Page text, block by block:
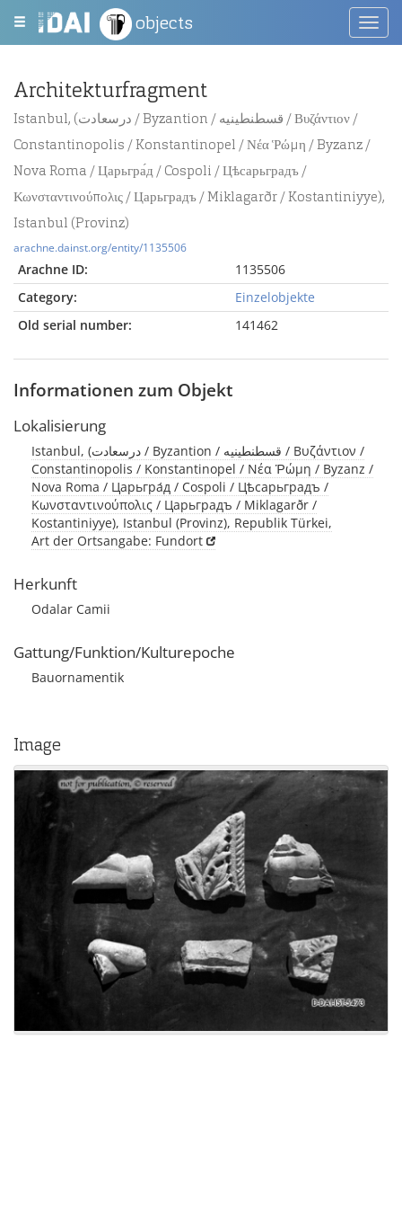
objects
Architekturfragment
Istanbul, (درسعادت / Byzantion / قسطنطينيه / Βυζάντιον /
Constantinopolis / Konstantinopel / Νέα Ῥώμη / Byzanz /
Nova Roma / Царьгра́д / Cospoli / Цѣсарьградъ /
Κωνσταντινούπολις / Царьградъ / Miklagarðr / Kostantiniyye),
Istanbul (Provinz)
arachne.dainst.org/entity/1135506
Arachne ID:
1135506
Category:
Einzelobjekte
Old serial number:
141462
Informationen zum Objekt
Lokalisierung
Istanbul, (درسعادت / Byzantion / قسطنطينيه / Βυζάντιον /
Constantinopolis / Konstantinopel / Νέα Ῥώμη / Byzanz /
Nova Roma / Царьгра́д / Cospoli / Цѣсарьградъ /
Κωνσταντινούπολις / Царьградъ / Miklagarðr /
Kostantiniyye), Istanbul (Provinz), Republik Türkei,
Art der Ortsangabe: Fundort
Herkunft
Odalar Camii
Gattung/Funktion/Kulturepoche
Bauornamentik
Image